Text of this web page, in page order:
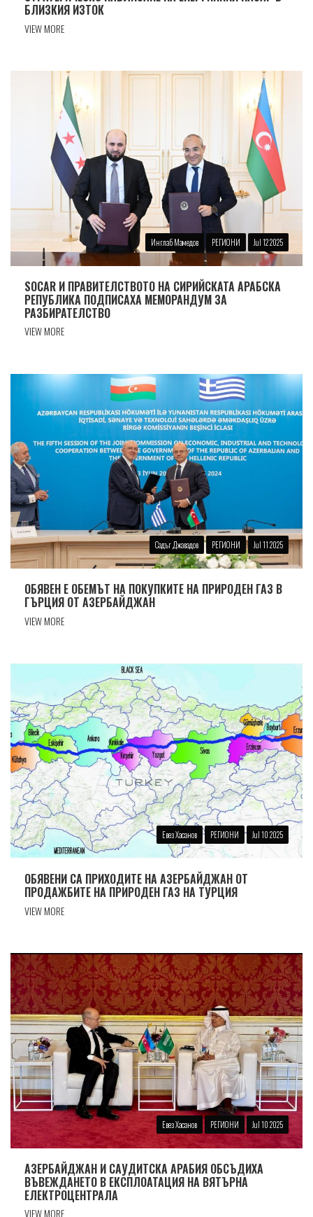
БЛИЗКИЯ ИЗТОК
VIEW MORE
Инглаб Мамедов РЕГИОНИ Jul 12 2025
SOCAR И ПРАВИТЕЛСТВОТО НА СИРИЙСКАТА АРАБСКА
РЕПУБЛИКА ПОДПИСАХА МЕМОРАНДУМ ЗА
РАЗБИРАТЕЛСТВО
VIEW MORE
Садъг Джавадов РЕГИОНИ Jul 11 2025
ОБЯВЕН Е ОБЕМЪТ НА ПОКУПКИТЕ НА ПРИРОДЕН ГАЗ В
ГЪРЦИЯ ОТ АЗЕРБАЙДЖАН
VIEW MORE
Евез Хасанов РЕГИОНИ Jul 10 2025
ОБЯВЕНИ СА ПРИХОДИТЕ НА АЗЕРБАЙДЖАН ОТ
ПРОДАЖБИТЕ НА ПРИРОДЕН ГАЗ НА ТУРЦИЯ
VIEW MORE
Евез Хасанов РЕГИОНИ Jul 10 2025
АЗЕРБАЙДЖАН И САУДИТСКА АРАБИЯ ОБСЪДИХА
ВЪВЕЖДАНЕТО В ЕКСПЛОАТАЦИЯ НА ВЯТЪРНА
ЕЛЕКТРОЦЕНТРАЛА
VIEW MORE